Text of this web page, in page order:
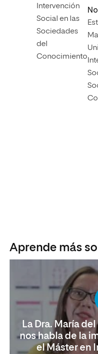
Intervención
Social en las
Sociedades
del
Conocimiento
Aprende más
La Dra. María
nos habla de la
el Máster en